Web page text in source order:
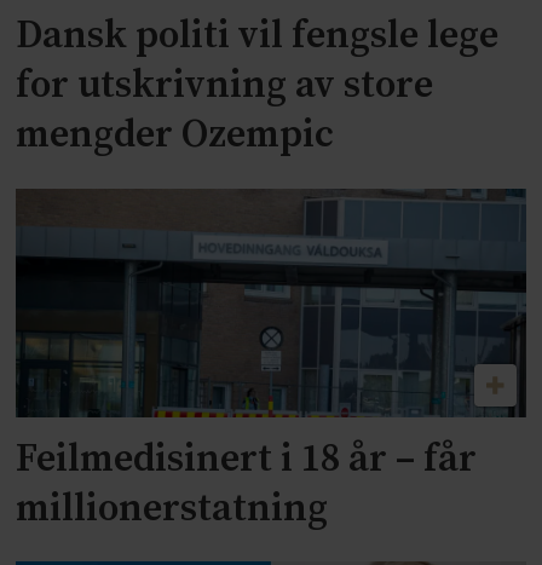
Dansk politi vil fengsle lege
for utskrivning av store
mengder Ozempic
Feilmedisinert i 18 år – får
millionerstatning